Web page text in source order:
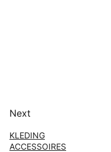
Next
KLEDING
ACCESSOIRES